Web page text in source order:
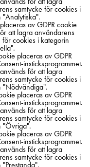
samtycke för cookies i
"Analytiska".
av GDPR cookie
att lagra användarens
för cookies i kategorin
placeras av GDPR
insticksprogrammet.
för att lagra
samtycke för cookies i
"Nödvändiga".
placeras av GDPR
insticksprogrammet.
för att lagra
samtycke för cookies i
"Övriga".
placeras av GDPR
insticksprogrammet.
för att lagra
samtycke för cookies i